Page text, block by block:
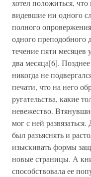
хотел положиться,
видевшие ни одного
полного
одного преподобного
течение пяти месяцев
два месяца[6].
никогда не
печати, что на него
ругательства, какие
невежество.
мог с ней
был разъяснять и
изыскивать формы
новые страницы. А
способствовала ее